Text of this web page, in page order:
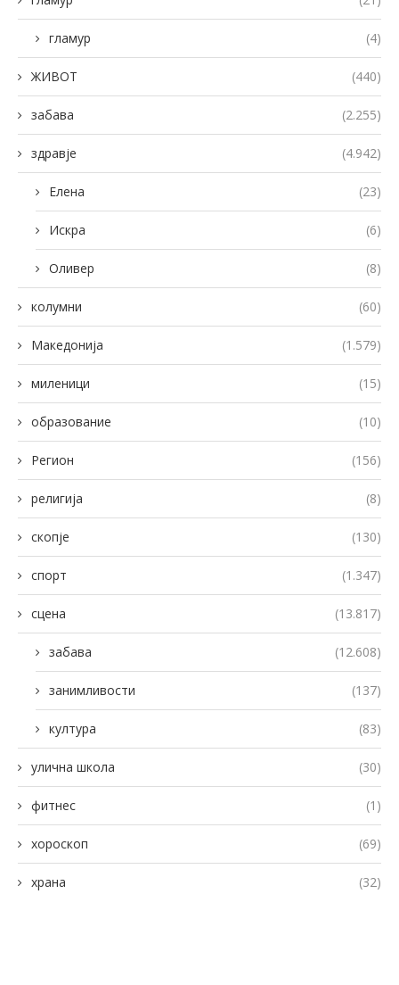
гламур (4)
ЖИВОТ (440)
забава (2.255)
здравје (4.942)
Елена (23)
Искра (6)
Оливер (8)
колумни (60)
Македонија (1.579)
миленици (15)
образование (10)
Регион (156)
религија (8)
скопје (130)
спорт (1.347)
сцена (13.817)
забава (12.608)
занимливости (137)
култура (83)
улична школа (30)
фитнес (1)
хороскоп (69)
храна (32)